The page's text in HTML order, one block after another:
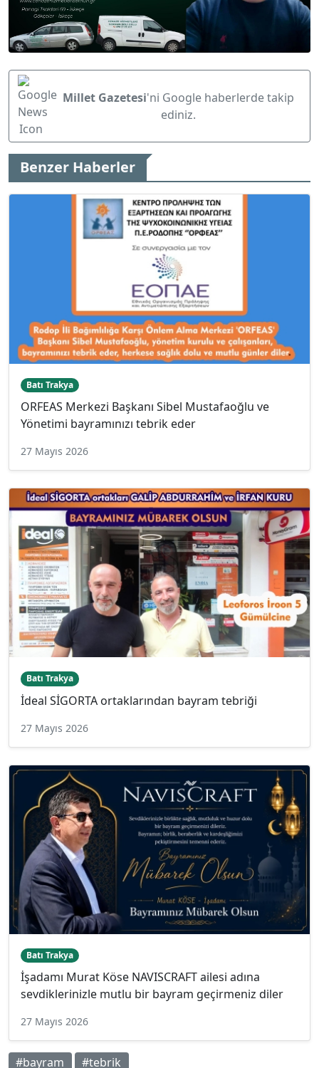
Millet Gazetesi'ni Google haberlerde takip
ediniz.
Benzer Haberler
Batı Trakya
ORFEAS Merkezi Başkanı Sibel Mustafaoğlu ve
Yönetimi bayramınızı tebrik eder
27 Mayıs 2026
Batı Trakya
İdeal SİGORTA ortaklarından bayram tebriği
27 Mayıs 2026
Batı Trakya
İşadamı Murat Köse NAVISCRAFT ailesi adına
sevdiklerinizle mutlu bir bayram geçirmeniz diler
27 Mayıs 2026
#bayram #tebrik